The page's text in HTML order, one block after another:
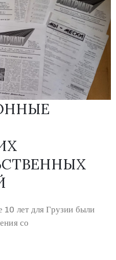
лет для Грузии были
со